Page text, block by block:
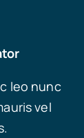
leo nunc
vel